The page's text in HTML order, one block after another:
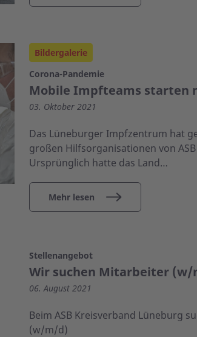
Bildergalerie
Corona-Pandemie
Mobile Impfteams starten
03. Oktober 2021
Das Lüneburger Impfzentrum hat
großen Hilfsorganisationen von
Ursprünglich hatte das Land…
Mehr lesen
Stellenangebot
Wir suchen Mitarbeiter (w/
06. August 2021
Beim ASB Kreisverband Lüneburg
(w/m/d)